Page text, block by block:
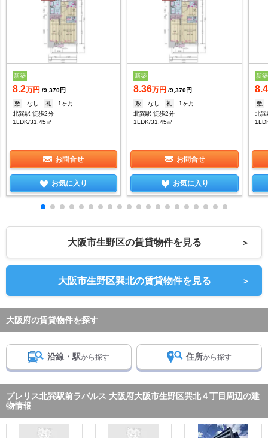
新築
8.2万円 /9,370円
敷
なし 礼
1ヶ月
北巽駅 徒歩2分
1LDK/31.45㎡
お問合せ
お気に入り
新築
8.36万円 /9,370円
敷
なし 礼
1ヶ月
北巽駅 徒歩2分
1LDK/31.45㎡
お問合せ
お気に入り
新築
敷
北巽
大阪市生野区の賃貸物件を見る ＞
大阪市生野区巽北の賃貸物件を見る ＞
大阪府の賃貸物件を探す
沿線・駅から探す 住所から探す
プレリス北巽駅前ラバルス 大阪府大阪市生野区巽北４丁目周辺の建
物情報